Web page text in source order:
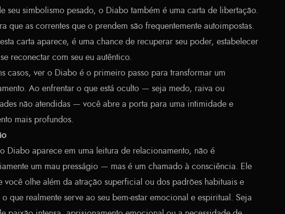
seu simbolismo pesado, o Diabo também é uma carta de libertação.
que as correntes que o prendem são frequentemente autoimpostas.
carta aparece, é uma chance de recuperar seu poder, estabelecer
reconectar com seu eu autêntico.
casos, ver o Diabo é o primeiro passo para transformar um
Ao enfrentar o que está oculto — seja medo, raiva ou
não atendidas — você abre a porta para uma intimidade e
mais profundos.
Diabo aparece em uma leitura de relacionamento, não é
um mau presságio — mas é um chamado à consciência. Ele
você olhe além da atração superficial ou dos padrões habituais e
o que realmente serve ao seu bem-estar emocional e espiritual. Seja